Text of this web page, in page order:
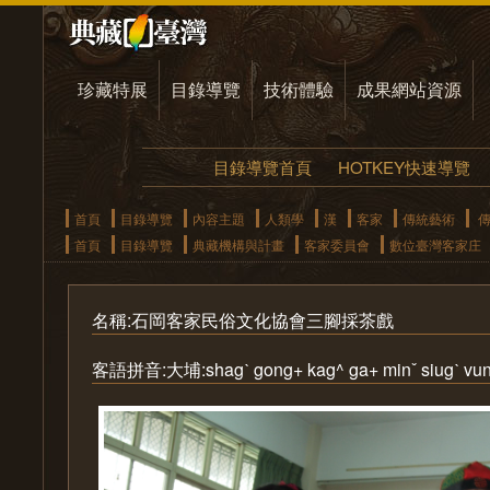
珍藏特展 目錄導覽 技術體驗 成果網站資源
目錄導覽首頁 HOTKEY快速導覽
首頁 目錄導覽 內容主題 人類學 漢 客家 傳統藝術
首頁
目錄導覽 典藏機構與計畫 客家委員會 數位臺灣客家庄
名稱:石岡客家民俗文化協會三腳採茶戲
客語拼音:大埔:shagˋ gong+ kag^ ga+ minˇ siugˋ